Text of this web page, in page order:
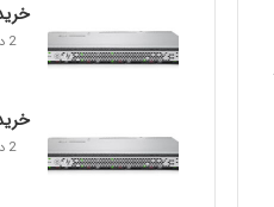
2 دسامبر 2024
2 دسامبر 2024